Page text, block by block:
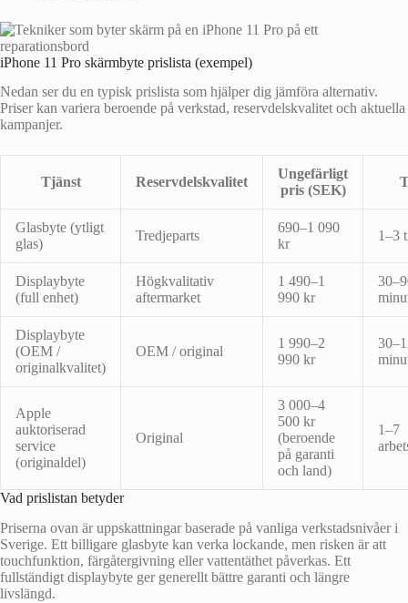
iPhone 11 Pro skärmbyte prislista (exempel)
Nedan ser du en typisk prislista som hjälper dig jämföra alternativ.
Priser kan variera beroende på verkstad, reservdelskvalitet och aktuella
kampanjer.
Tjänst Reservdelskvalitet
Ungefärligt
pris (SEK)
Glasbyte (ytligt
glas)
Tredjeparts
690–1 090
kr
1–3
Displaybyte
(full enhet)
Högkvalitativ
aftermarket
1 490–1
990 kr
Displaybyte
(OEM /
originalkvalitet)
OEM / original
1 990–2
990 kr
Apple
auktoriserad
service
(originaldel)
Original
3 000–4
500 kr
(beroende
på garanti
och land)
1–7
Vad prislistan betyder
Priserna ovan är uppskattningar baserade på vanliga verkstadsnivåer i
Sverige. Ett billigare glasbyte kan verka lockande, men risken är att
touchfunktion, färgåtergivning eller vattentäthet påverkas. Ett
fullständigt displaybyte ger generellt bättre garanti och längre
livslängd.